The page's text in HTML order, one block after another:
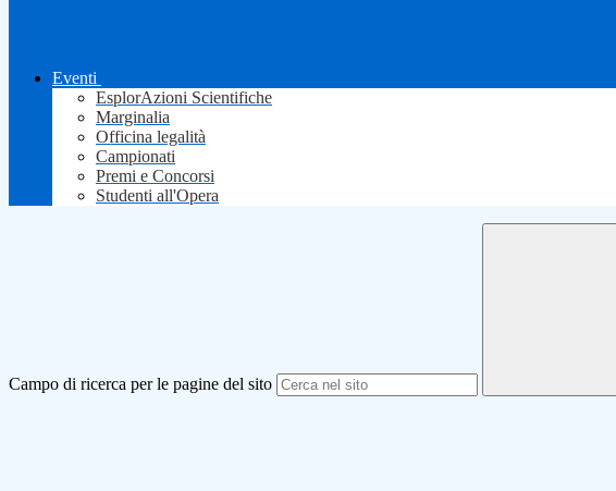
Eventi
EsplorAzioni Scientifiche
Marginalia
Officina legalità
Campionati
Premi e Concorsi
Studenti all'Opera
Campo di ricerca per le pagine del sito